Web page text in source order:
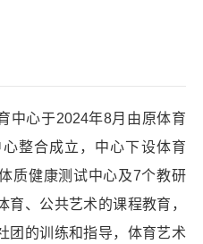
中心于2024年8月由原体育
整合成立，中心下设体育
质健康测试中心及7个教研
、公共艺术的课程教育，
团的训练和指导，体育艺术